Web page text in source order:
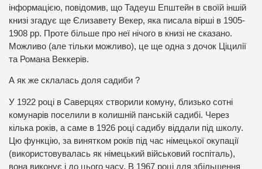
інформацією, повідомив, що Тадеуш Епштейн в своїй іншій
книзі згадує ще Єлизавету Векер, яка писала вірші в 1905-
1908 рр. Проте більше про неї нічого в книзі не сказано.
Можливо (але тільки можливо), це ще одна з дочок Ціцилії
та Романа Веккерів.
А як же склалась доля садиби ?
У 1922 році в Саверцях створили комуну, близько сотні
комунарів поселили в колишній панській садибі. Через
кілька років, а саме в 1926 році садибу віддали під школу.
Цю функцію, за винятком років під час німецької окупації
(використовувалась як німецький військовий госпіталь),
вона виконує і до цього часу. В 1967 році для збільшення